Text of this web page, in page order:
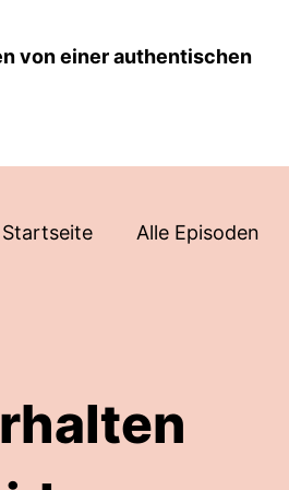
von einer authentischen
Startseite Alle Episoden